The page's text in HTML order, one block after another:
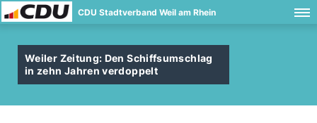
CDU Stadtverband Weil am Rhein
Weiler Zeitung: Den Schiffsumschlag
in zehn Jahren verdoppelt